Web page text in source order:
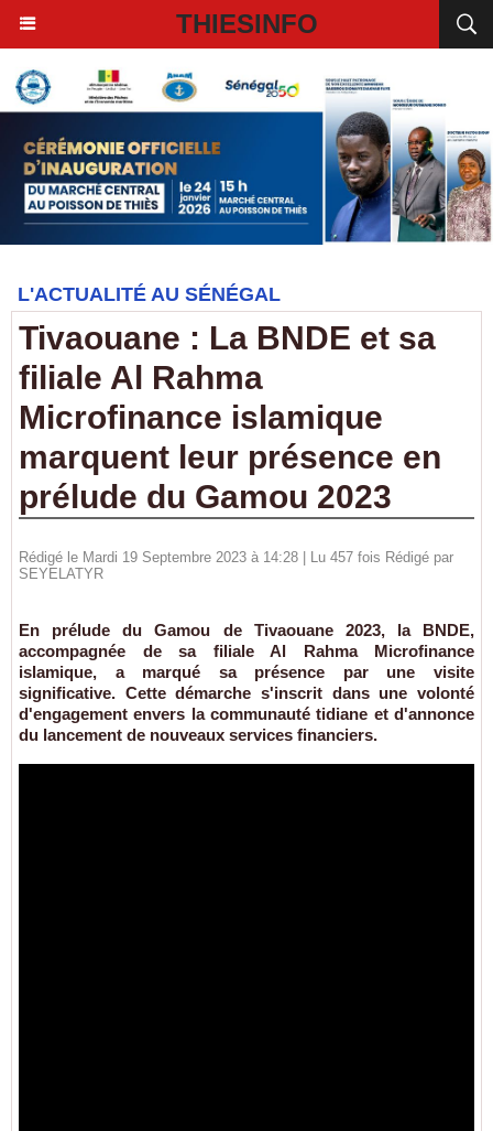
THIESINFO
L'ACTUALITÉ AU SÉNÉGAL
Tivaouane : La BNDE et sa
filiale Al Rahma
Microfinance islamique
marquent leur présence en
prélude du Gamou 2023
Rédigé le Mardi 19 Septembre 2023 à 14:28 | Lu 457 fois Rédigé par
SEYELATYR
En prélude du Gamou de Tivaouane 2023, la BNDE,
accompagnée de sa filiale Al Rahma Microfinance
islamique, a marqué sa présence par une visite
significative. Cette démarche s'inscrit dans une volonté
d'engagement envers la communauté tidiane et d'annonce
du lancement de nouveaux services financiers.